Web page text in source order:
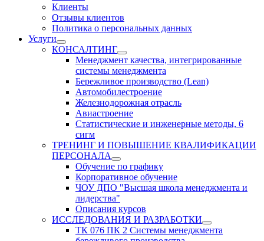
Клиенты
Отзывы клиентов
Политика о персональных данных
Услуги
КОНСАЛТИНГ
Менеджмент качества, интегрированные
системы менеджмента
Бережливое производство (Lean)
Автомобилестроение
Железнодорожная отрасль
Авиастроение
Статистические и инженерные методы, 6
сигм
ТРЕНИНГ И ПОВЫШЕНИЕ КВАЛИФИКАЦИИ
ПЕРСОНАЛА
Обучение по графику
Корпоративное обучение
ЧОУ ДПО "Высшая школа менеджмента и
лидерства"
Описания курсов
ИССЛЕДОВАНИЯ И РАЗРАБОТКИ
ТК 076 ПК 2 Системы менеджмента